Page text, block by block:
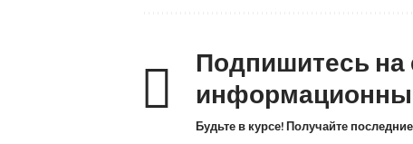
Подпишитесь
Будьте в курсе! Получайте